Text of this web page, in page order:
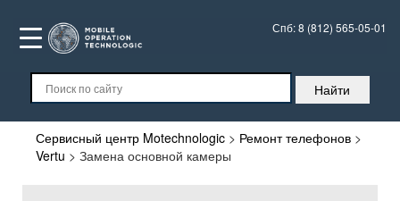
Спб:8 (812) 565-05-01
Сервисный центр Motechnologic > Ремонт телефонов >
Vertu > Замена основной камеры